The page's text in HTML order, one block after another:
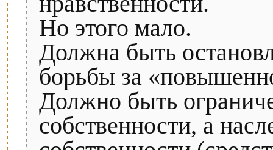
Но этого мало.
Должна быть
борьбы за
Должно быть
собственности, а